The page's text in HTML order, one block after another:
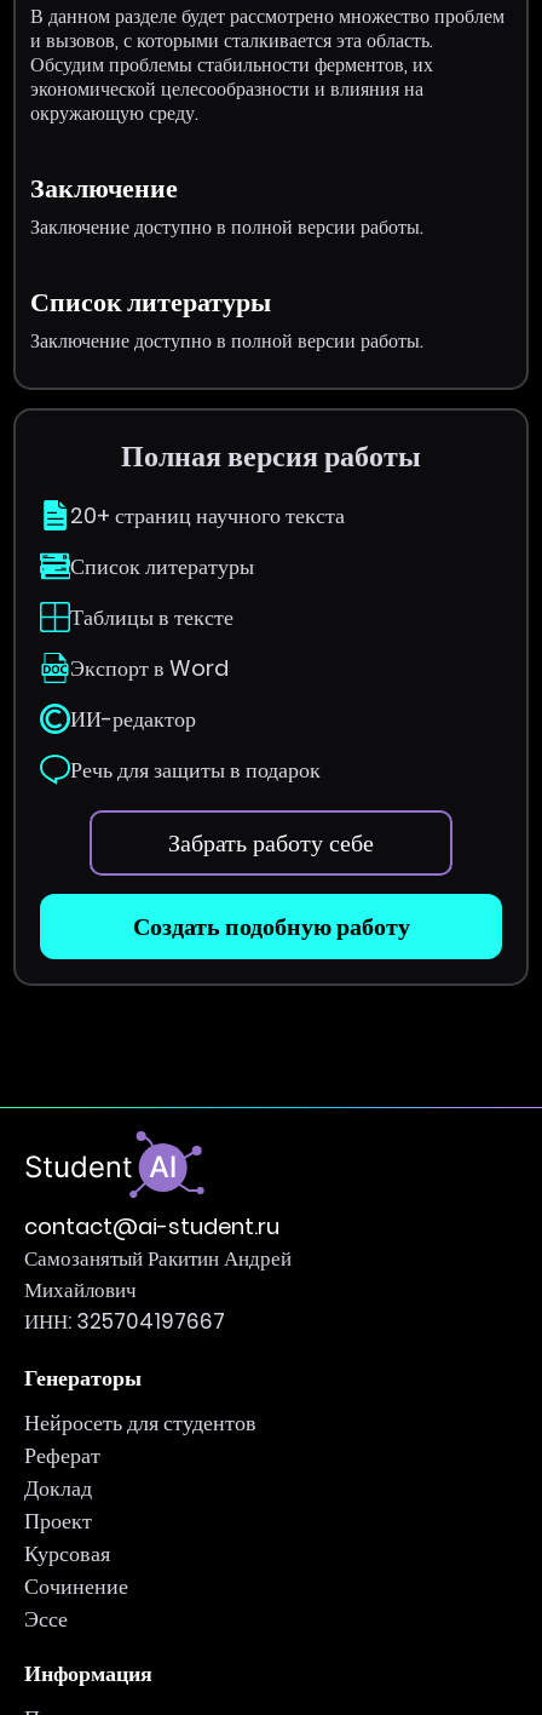
В данном разделе будет рассмотрено множество проблем
и вызовов, с которыми сталкивается эта область.
Обсудим проблемы стабильности ферментов, их
экономической целесообразности и влияния на
окружающую среду.
Заключение
Заключение доступно в полной версии работы.
Список литературы
Заключение доступно в полной версии работы.
Полная версия работы
20+ страниц научного текста
Список литературы
Таблицы в тексте
Экспорт в Word
ИИ-редактор
Речь для защиты в подарок
Забрать работу себе
Создать подобную работу
contact@ai-student.ru
Самозанятый Ракитин Андрей
Михайлович
ИНН: 325704197667
Генераторы
Нейросеть для студентов
Реферат
Доклад
Проект
Курсовая
Сочинение
Эссе
Информация